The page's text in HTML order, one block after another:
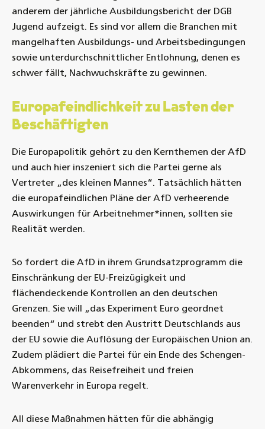
anderem der jährliche Ausbildungsbericht der DGB
Jugend aufzeigt. Es sind vor allem die Branchen mit
mangelhaften Ausbildungs- und Arbeitsbedingungen
sowie unterdurchschnittlicher Entlohnung, denen es
schwer fällt, Nachwuchskräfte zu gewinnen.
Europafeindlichkeit zu Lasten der
Beschäftigten
Die Europapolitik gehört zu den Kernthemen der AfD
und auch hier inszeniert sich die Partei gerne als
Vertreter „des kleinen Mannes“. Tatsächlich hätten
die europafeindlichen Pläne der AfD verheerende
Auswirkungen für Arbeitnehmer*innen, sollten sie
Realität werden.
So fordert die AfD in ihrem Grundsatzprogramm die
Einschränkung der EU-Freizügigkeit und
flächendeckende Kontrollen an den deutschen
Grenzen. Sie will „das Experiment Euro geordnet
beenden“ und strebt den Austritt Deutschlands aus
der EU sowie die Auflösung der Europäischen Union an.
Zudem plädiert die Partei für ein Ende des Schengen-
Abkommens, das Reisefreiheit und freien
Warenverkehr in Europa regelt.
All diese Maßnahmen hätten für die abhängig